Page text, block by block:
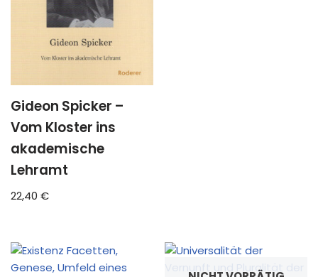
Gideon Spicker –
Vom Kloster ins
akademische
Lehramt
22,40 €